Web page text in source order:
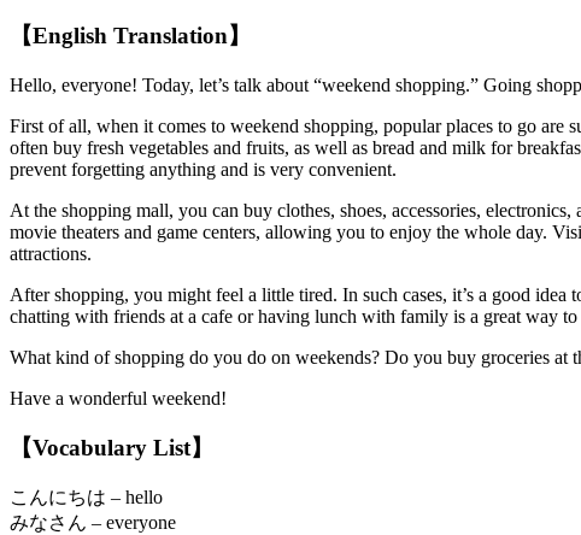
【English Translation】
Hello, everyone! Today, let’s talk about “weekend shopping.” Going
First of all, when it comes to weekend shopping, popular places to go are
often buy fresh vegetables and fruits, as well as bread and milk for
prevent forgetting anything and is very convenient.
At the shopping mall, you can buy clothes, shoes, accessories,
movie theaters and game centers, allowing you to enjoy the whole day.
attractions.
After shopping, you might feel a little tired. In such cases, it’s a good
chatting with friends at a cafe or having lunch with family is a great way to
What kind of shopping do you do on weekends? Do you buy groceries at
Have a wonderful weekend!
【Vocabulary List】
こんにちは – hello
みなさん – everyone